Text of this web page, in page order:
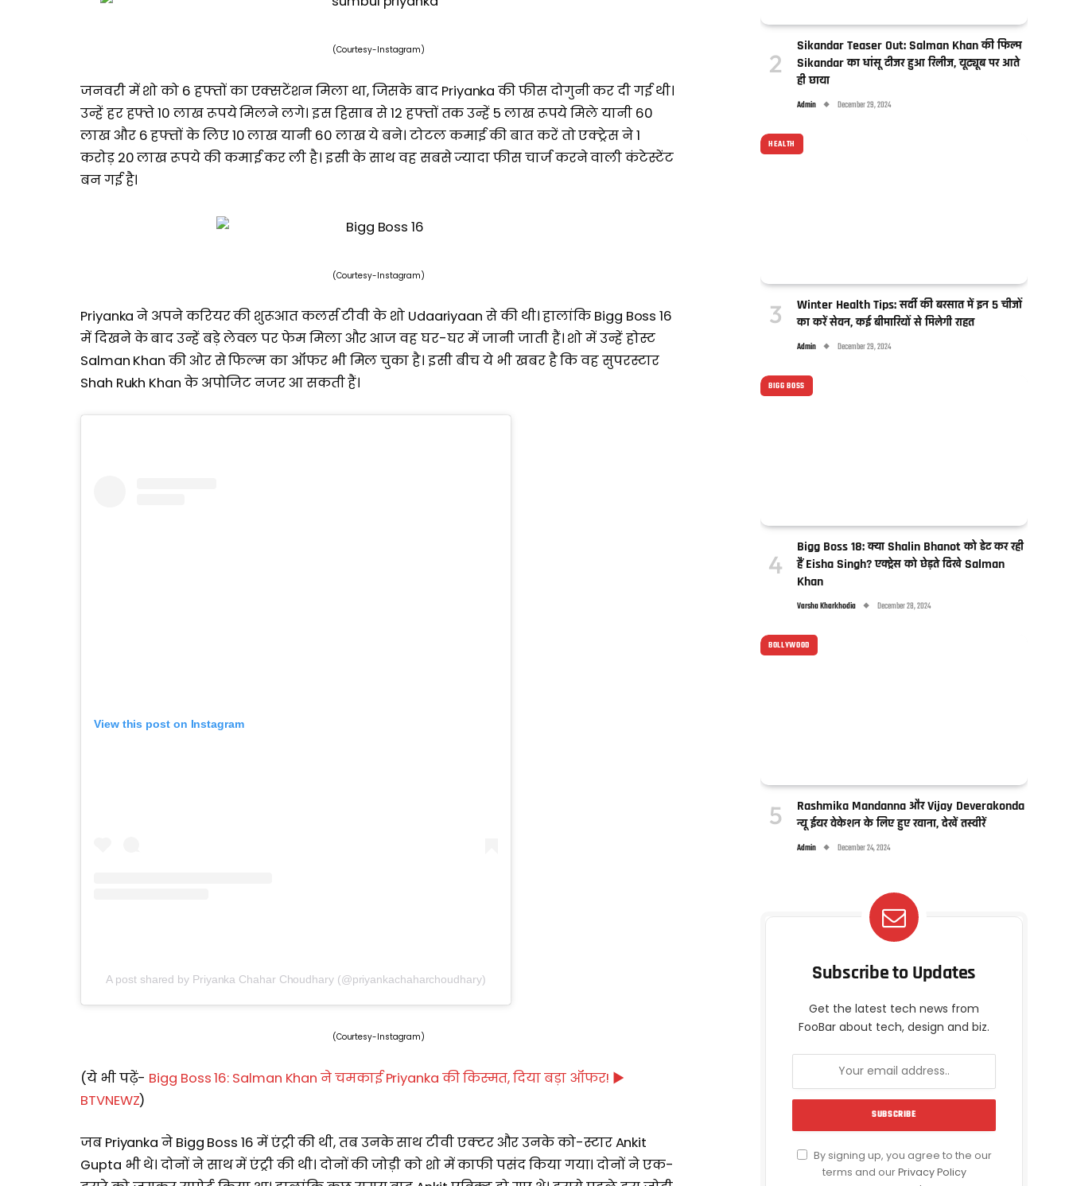
(Courtesy-Instagram)
जनवरी में शो को 6 हफ्तों का एक्सटेंशन मिला था, जिसके बाद Priyanka की फीस दोगुनी कर दी गई थी।
उन्हें हर हफ्ते 10 लाख रूपये मिलने लगे। इस हिसाब से 12 हफ्तों तक उन्हें 5 लाख रूपये मिले यानी 60
लाख और 6 हफ्तों के लिए 10 लाख यानी 60 लाख ये बने। टोटल कमाई की बात करें तो एक्ट्रेस ने 1
करोड़ 20 लाख रूपये की कमाई कर ली है। इसी के साथ वह सबसे ज्यादा फीस चार्ज करने वाली कंटेस्टेंट
बन गई है।
(Courtesy-Instagram)
Priyanka ने अपने करियर की शुरूआत कलर्स टीवी के शो Udaariyaan से की थी। हालांकि Bigg Boss 16
में दिखने के बाद उन्हें बड़े लेवल पर फेम मिला और आज वह घर-घर में जानी जाती हैं। शो में उन्हें होस्ट
Salman Khan की ओर से फिल्म का ऑफर भी मिल चुका है। इसी बीच ये भी खबर है कि वह सुपरस्टार
Shah Rukh Khan के अपोजिट नजर आ सकती हैं।
View this post on Instagram
A post shared by Priyanka Chahar Choudhary (@priyankachaharchoudhary)
(Courtesy-Instagram)
(ये भी पढ़ें- Bigg Boss 16: Salman Khan ने चमकाई Priyanka की किस्मत, दिया बड़ा ऑफर! ►
BTVNEWZ)
जब Priyanka ने Bigg Boss 16 में एंट्री की थी, तब उनके साथ टीवी एक्टर और उनके को-स्टार Ankit
Gupta भी थे। दोनों ने साथ में एंट्री की थी। दोनों की जोड़ी को शो में काफी पसंद किया गया। दोनों ने एक-
Sikandar Teaser Out: Salman Khan की फिल्म
Sikandar का धांसू टीजर हुआ रिलीज, यूट्यूब पर आते
ही छाया
Admin December 29, 2024
HEALTH
Winter Health Tips: सर्दी की बरसात में इन 5 चीजों
का करें सेवन, कई बीमारियों से मिलेगी राहत
Admin December 29, 2024
BIGG BOSS
Bigg Boss 18: क्या Shalin Bhanot को डेट कर रही
हैं Eisha Singh? एक्ट्रेस को छेड़ते दिखे Salman
Khan
Varsha Kharkhodia December 28, 2024
BOLLYWOOD
Rashmika Mandanna और Vijay Deverakonda
न्यू ईयर वेकेशन के लिए हुए रवाना, देखें तस्वीरें
Admin December 24, 2024
Subscribe to Updates
Get the latest tech news from
FooBar about tech, design and biz.
By signing up, you agree to the our
terms and ourPrivacy Policy